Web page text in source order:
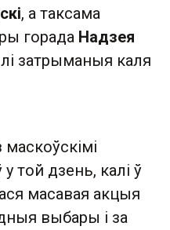
, а таксама
горада Надзея
затрыманыя каля
маскоўскімі
у той дзень, калі ў
масавая акцыя
выбары і за